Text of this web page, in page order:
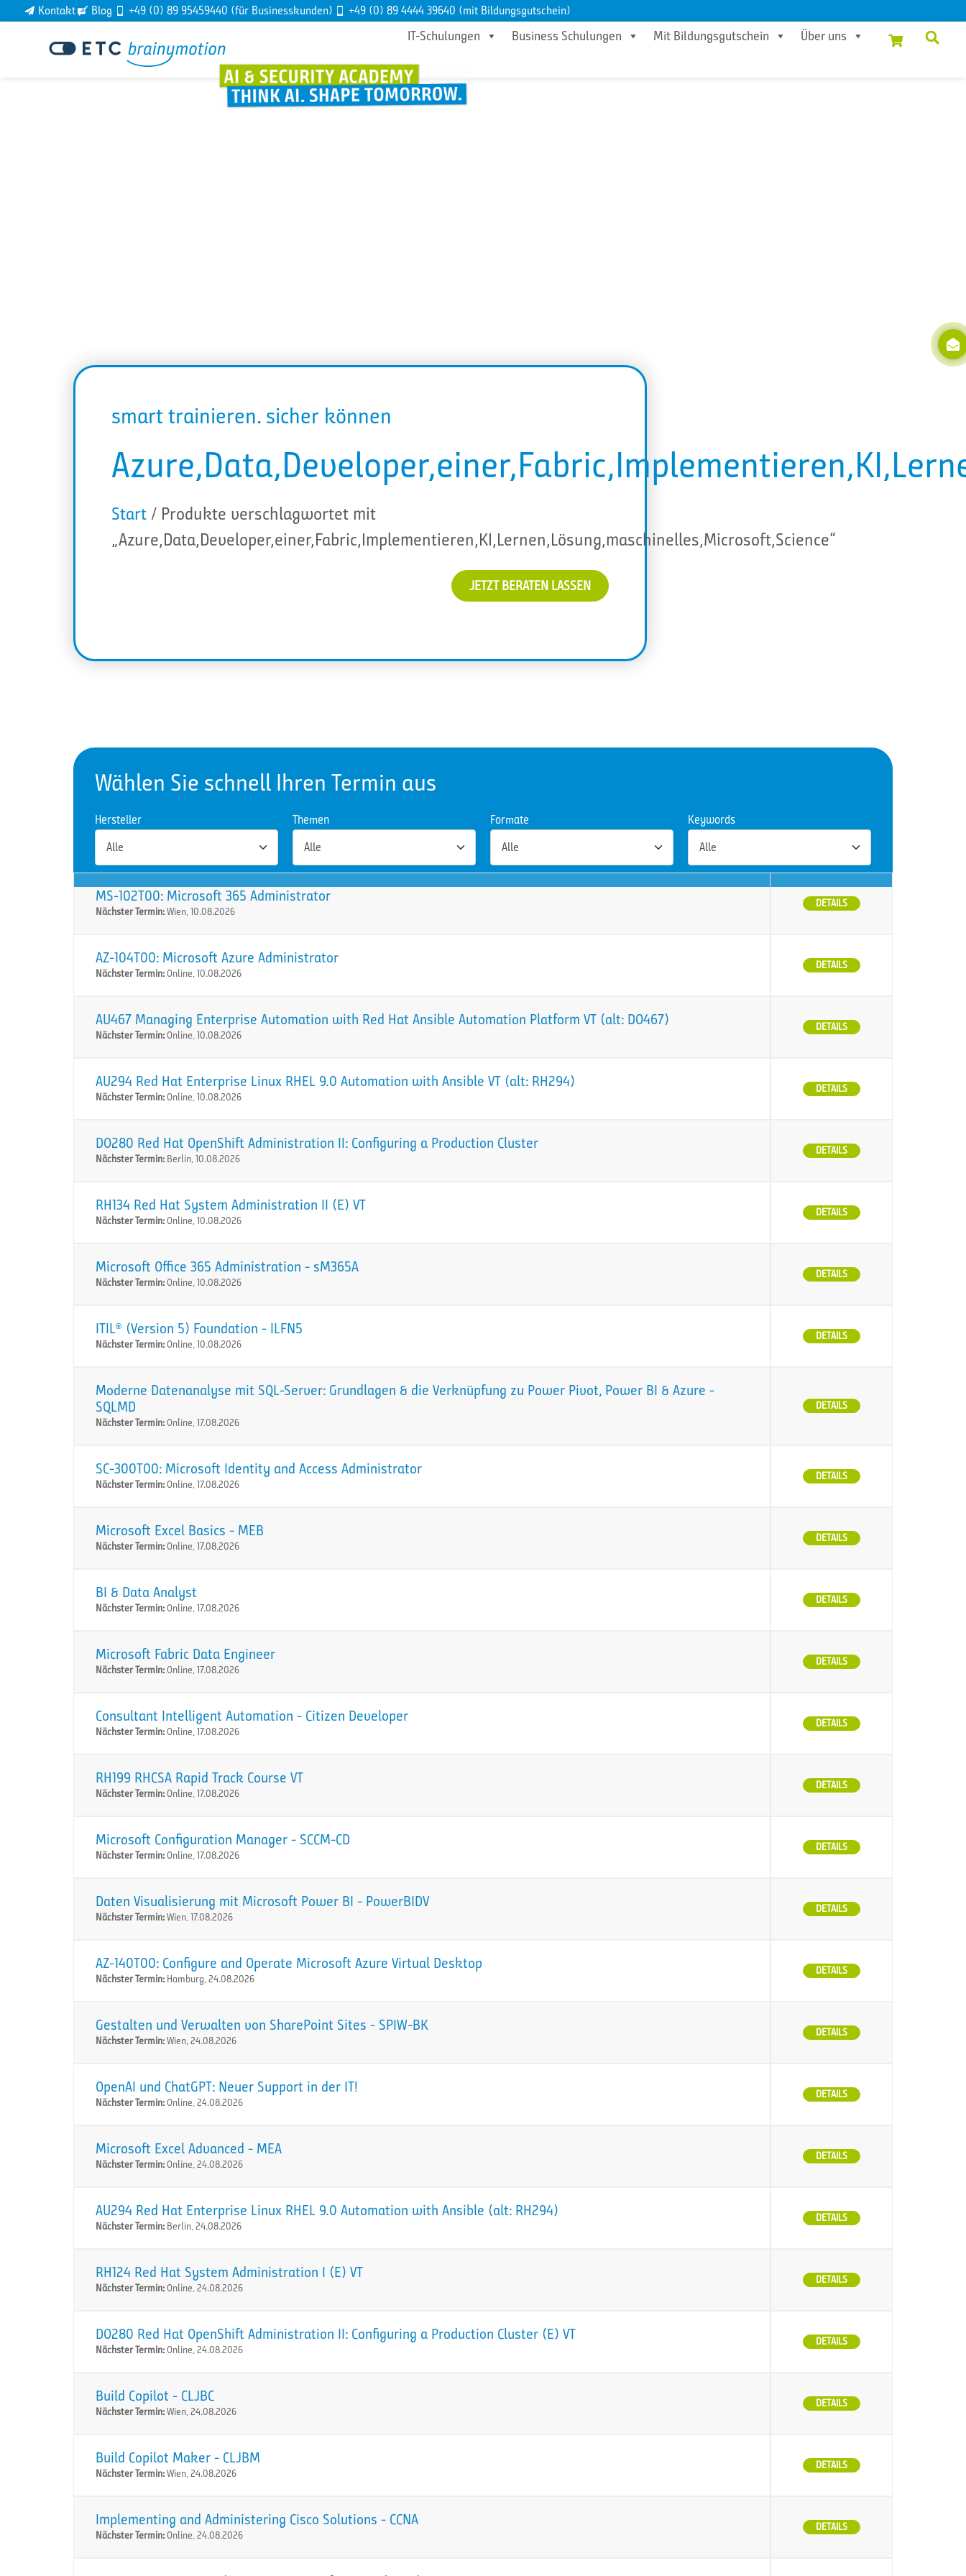
Kontakt Blog +49 (0) 89 95459440 (für Businesskunden) +49 (0) 89 4444 39640 (mit Bildungsgutschein)
IT-Schulungen Business Schulungen Mit Bildungsgutschein Über uns
smart trainieren. sicher können
Start / Produkte verschlagwortet mit
„Azure,Data,Developer,einer,Fabric,Implementieren,KI,Lernen,Lösung,maschinelles,Microsoft,Science“
JETZT BERATEN LASSEN
Wählen Sie schnell Ihren Termin aus
Hersteller Themen Formate Keywords
MS-102T00: Microsoft 365 Administrator
Nächster Termin:Wien, 10.08.2026
DETAILS
AZ-104T00: Microsoft Azure Administrator
Nächster Termin:Online, 10.08.2026
DETAILS
AU467 Managing Enterprise Automation with Red Hat Ansible Automation Platform VT (alt: DO467)
Nächster Termin:Online, 10.08.2026
DETAILS
AU294 Red Hat Enterprise Linux RHEL 9.0 Automation with Ansible VT (alt: RH294)
Nächster Termin:Online, 10.08.2026
DETAILS
DO280 Red Hat OpenShift Administration II: Configuring a Production Cluster
Nächster Termin: Berlin, 10.08.2026
DETAILS
RH134 Red Hat System Administration II (E) VT
Nächster Termin:Online, 10.08.2026
DETAILS
Microsoft Office 365 Administration - sM365A
Nächster Termin:Online, 10.08.2026
DETAILS
ITIL® (Version 5) Foundation - ILFN5
Nächster Termin:Online, 10.08.2026
DETAILS
Moderne Datenanalyse mit SQL-Server: Grundlagen & die Verknüpfung zu Power Pivot, Power BI & Azure -
SQLMD
Nächster Termin:Online, 17.08.2026
DETAILS
SC-300T00: Microsoft Identity and Access Administrator
Nächster Termin:Online, 17.08.2026
DETAILS
Microsoft Excel Basics - MEB
Nächster Termin:Online, 17.08.2026
DETAILS
BI & Data Analyst
Nächster Termin:Online, 17.08.2026
DETAILS
Microsoft Fabric Data Engineer
Nächster Termin:Online, 17.08.2026
DETAILS
Consultant Intelligent Automation - Citizen Developer
Nächster Termin:Online, 17.08.2026
DETAILS
RH199 RHCSA Rapid Track Course VT
Nächster Termin:Online, 17.08.2026
DETAILS
Microsoft Configuration Manager - SCCM-CD
Nächster Termin:Online, 17.08.2026
DETAILS
Daten Visualisierung mit Microsoft Power BI - PowerBIDV
Nächster Termin:Wien, 17.08.2026
DETAILS
AZ-140T00: Configure and Operate Microsoft Azure Virtual Desktop
Nächster Termin: Hamburg, 24.08.2026
DETAILS
Gestalten und Verwalten von SharePoint Sites - SPIW-BK
Nächster Termin:Wien, 24.08.2026
DETAILS
OpenAI und ChatGPT: Neuer Support in der IT!
Nächster Termin:Online, 24.08.2026
DETAILS
Microsoft Excel Advanced - MEA
Nächster Termin:Online, 24.08.2026
DETAILS
AU294 Red Hat Enterprise Linux RHEL 9.0 Automation with Ansible (alt: RH294)
Nächster Termin: Berlin, 24.08.2026
DETAILS
RH124 Red Hat System Administration I (E) VT
Nächster Termin:Online, 24.08.2026
DETAILS
DO280 Red Hat OpenShift Administration II: Configuring a Production Cluster (E) VT
Nächster Termin:Online, 24.08.2026
DETAILS
Build Copilot - CLJBC
Nächster Termin:Wien, 24.08.2026
DETAILS
Build Copilot Maker - CLJBM
Nächster Termin:Wien, 24.08.2026
DETAILS
Implementing and Administering Cisco Solutions - CCNA
Nächster Termin:Online, 24.08.2026
DETAILS